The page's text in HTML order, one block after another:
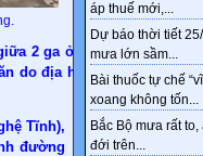
áp thuế mới,...
Dự báo thời tiết
mưa lớn sầm...
Bài thuốc tự chế
xoang không tốn...
Bắc Bộ mưa rất
đới trên...
2 ga ở Hà
do địa hình
Tĩnh),
đường